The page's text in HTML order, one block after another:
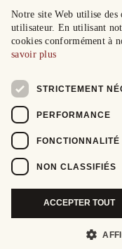
Notre site Web utilise
utilisateur. En utilisant
cookies conformément à
savoir plus
STRICTEMENT
PERFORMANCE
FONCTIONNALITÉ
NON CLASSIFIÉS
ACCEPTER TOUT